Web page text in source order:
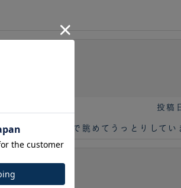
投稿
ル帳にして出先で眺めてうっとりして